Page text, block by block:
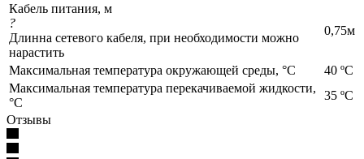
Кабель питания, м
?
Длинна сетевого кабеля, при необходимости можно
нарастить
0,75м
Максимальная температура окружающей среды, °C
40 ºС
Максимальная температура перекачиваемой жидкости,
°C
35 ºС
Отзывы